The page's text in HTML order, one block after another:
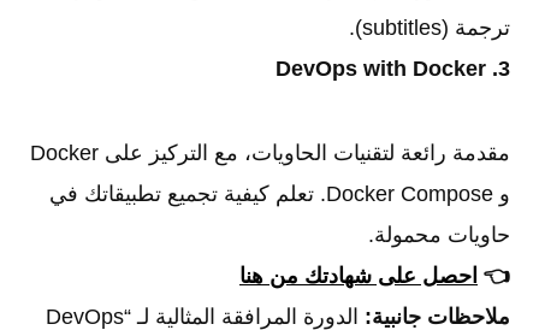
ترجمة (subtitles).
3. DevOps with Docker
مقدمة رائعة لتقنيات الحاويات، مع التركيز على Docker
و Docker Compose. تعلم كيفية تجميع تطبيقاتك في
حاويات محمولة.
👈 احصل على شهادتك من هنا
ملاحظات جانبية:
الدورة المرافقة المثالية لـ “DevOps